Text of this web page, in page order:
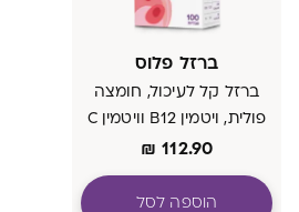
ברזל פלוס
ברזל קל לעיכול, חומצה
פולית, ויטמין B12 וויטמין C
₪ 112.90
הוספה לסל